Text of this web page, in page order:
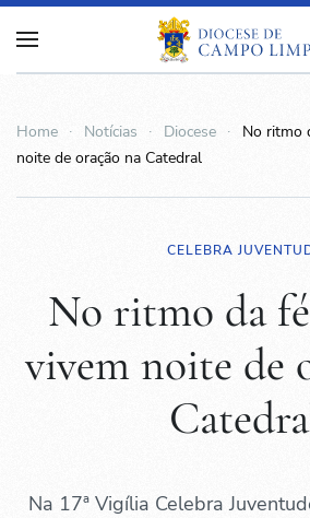
Home Notícias Diocese
No ritmo
noite de oração na Catedral
CELEBRA
No ritmo da
vivem noite de
Na 17ª Vigília Celebra